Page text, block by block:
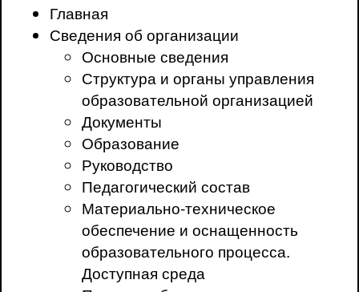
Главная
Сведения об организации
Основные сведения
Структура и органы управления
образовательной организацией
Документы
Образование
Руководство
Педагогический состав
Материально-техническое
обеспечение и оснащенность
образовательного процесса.
Доступная среда